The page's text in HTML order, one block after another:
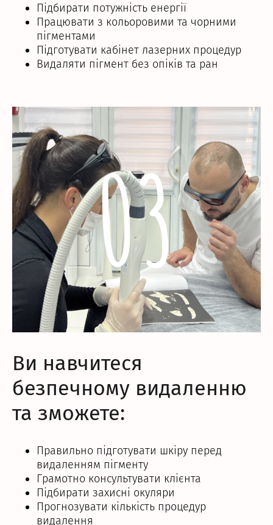
Підбирати потужність енергії
Працювати з кольоровими та чорними
пігментами
Підготувати кабінет лазерних процедур
Видаляти пігмент без опіків та ран
03
Ви навчитеся
безпечному видаленню
та зможете:
Правильно підготувати шкіру перед
видаленням пігменту
Грамотно консультувати клієнта
Підбирати захисні окуляри
Прогнозувати кількість процедур
видалення